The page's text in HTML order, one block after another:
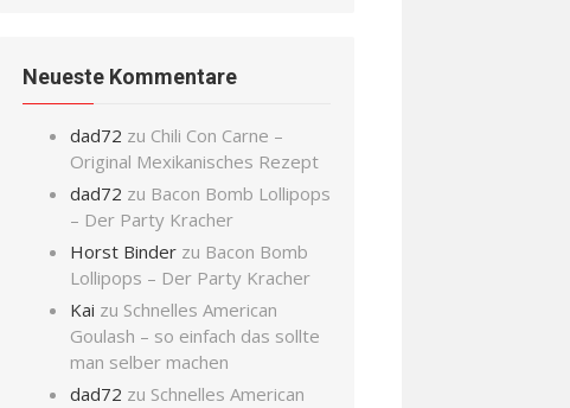
Neueste Kommentare
dad72 zu Chili Con Carne –
Original Mexikanisches Rezept
dad72 zu Bacon Bomb Lollipops
– Der Party Kracher
Horst Binder zu Bacon Bomb
Lollipops – Der Party Kracher
Kai zu Schnelles American
Goulash – so einfach das sollte
man selber machen
dad72 zu Schnelles American